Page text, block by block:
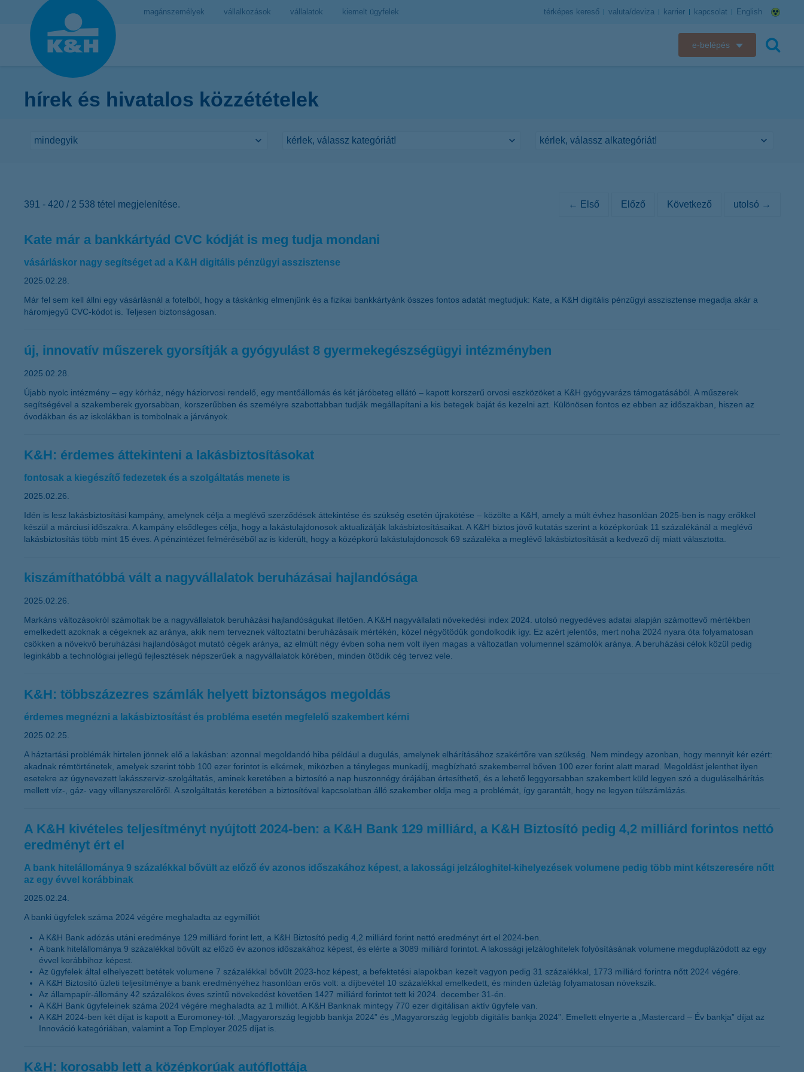
magánszemélyek vállalkozások vállalatok kiemelt ügyfelek térképes kereső valuta/deviza karrier kapcsolat English
e-belépés
hírek és hivatalos közzétételek
391 - 420 / 2 538 tétel megjelenítése. ← Első Előző Következő utolsó →
Kate már a bankkártyád CVC kódját is meg tudja mondani
vásárláskor nagy segítséget ad a K&H digitális pénzügyi asszisztense
2025.02.28.
Már fel sem kell állni egy vásárlásnál a fotelból, hogy a táskánkig elmenjünk és a fizikai bankkártyánk összes fontos adatát megtudjuk: Kate, a K&H digitális pénzügyi asszisztense megadja akár a
háromjegyű CVC-kódot is. Teljesen biztonságosan.
új, innovatív műszerek gyorsítják a gyógyulást 8 gyermekegészségügyi intézményben
2025.02.28.
Újabb nyolc intézmény – egy kórház, négy háziorvosi rendelő, egy mentőállomás és két járóbeteg ellátó – kapott korszerű orvosi eszközöket a K&H gyógyvarázs támogatásából. A műszerek
segítségével a szakemberek gyorsabban, korszerűbben és személyre szabottabban tudják megállapítani a kis betegek baját és kezelni azt. Különösen fontos ez ebben az időszakban, hiszen az
óvodákban és az iskolákban is tombolnak a járványok.
K&H: érdemes áttekinteni a lakásbiztosításokat
fontosak a kiegészítő fedezetek és a szolgáltatás menete is
2025.02.26.
Idén is lesz lakásbiztosítási kampány, amelynek célja a meglévő szerződések áttekintése és szükség esetén újrakötése – közölte a K&H, amely a múlt évhez hasonlóan 2025-ben is nagy erőkkel
készül a márciusi időszakra. A kampány elsődleges célja, hogy a lakástulajdonosok aktualizálják lakásbiztosításaikat. A K&H biztos jövő kutatás szerint a középkorúak 11 százalékánál a meglévő
lakásbiztosítás több mint 15 éves. A pénzintézet felméréséből az is kiderült, hogy a középkorú lakástulajdonosok 69 százaléka a meglévő lakásbiztosítását a kedvező díj miatt választotta.
kiszámíthatóbbá vált a nagyvállalatok beruházásai hajlandósága
2025.02.26.
Markáns változásokról számoltak be a nagyvállalatok beruházási hajlandóságukat illetően. A K&H nagyvállalati növekedési index 2024. utolsó negyedéves adatai alapján számottevő mértékben
emelkedett azoknak a cégeknek az aránya, akik nem terveznek változtatni beruházásaik mértékén, közel négyötödük gondolkodik így. Ez azért jelentős, mert noha 2024 nyara óta folyamatosan
csökken a növekvő beruházási hajlandóságot mutató cégek aránya, az elmúlt négy évben soha nem volt ilyen magas a változatlan volumennel számolók aránya. A beruházási célok közül pedig
leginkább a technológiai jellegű fejlesztések népszerűek a nagyvállalatok körében, minden ötödik cég tervez vele.
K&H: többszázezres számlák helyett biztonságos megoldás
érdemes megnézni a lakásbiztosítást és probléma esetén megfelelő szakembert kérni
2025.02.25.
A háztartási problémák hirtelen jönnek elő a lakásban: azonnal megoldandó hiba például a dugulás, amelynek elhárításához szakértőre van szükség. Nem mindegy azonban, hogy mennyit kér ezért:
akadnak rémtörténetek, amelyek szerint több 100 ezer forintot is elkérnek, miközben a tényleges munkadíj, megbízható szakemberrel bőven 100 ezer forint alatt marad. Megoldást jelenthet ilyen
esetekre az úgynevezett lakásszerviz-szolgáltatás, aminek keretében a biztosító a nap huszonnégy órájában értesíthető, és a lehető leggyorsabban szakembert küld legyen szó a duguláselhárítás
mellett víz-, gáz- vagy villanyszerelőről. A szolgáltatás keretében a biztosítóval kapcsolatban álló szakember oldja meg a problémát, így garantált, hogy ne legyen túlszámlázás.
A K&H kivételes teljesítményt nyújtott 2024-ben: a K&H Bank 129 milliárd, a K&H Biztosító pedig 4,2 milliárd forintos nettó
eredményt ért el
A bank hitelállománya 9 százalékkal bővült az előző év azonos időszakához képest, a lakossági jelzáloghitel-kihelyezések volumene pedig több mint kétszeresére nőtt
az egy évvel korábbinak
2025.02.24.
A banki ügyfelek száma 2024 végére meghaladta az egymilliót
A K&H Bank adózás utáni eredménye 129 milliárd forint lett, a K&H Biztosító pedig 4,2 milliárd forint nettó eredményt ért el 2024-ben.
A bank hitelállománya 9 százalékkal bővült az előző év azonos időszakához képest, és elérte a 3089 milliárd forintot. A lakossági jelzáloghitelek folyósításának volumene megduplázódott az egy
évvel korábbihoz képest.
Az ügyfelek által elhelyezett betétek volumene 7 százalékkal bővült 2023-hoz képest, a befektetési alapokban kezelt vagyon pedig 31 százalékkal, 1773 milliárd forintra nőtt 2024 végére.
A K&H Biztosító üzleti teljesítménye a bank eredményéhez hasonlóan erős volt: a díjbevétel 10 százalékkal emelkedett, és minden üzletág folyamatosan növekszik.
Az állampapír-állomány 42 százalékos éves szintű növekedést követően 1427 milliárd forintot tett ki 2024. december 31-én.
A K&H Bank ügyfeleinek száma 2024 végére meghaladta az 1 milliót. A K&H Banknak mintegy 770 ezer digitálisan aktív ügyfele van.
A K&H 2024-ben két díjat is kapott a Euromoney-tól: „Magyarország legjobb bankja 2024” és „Magyarország legjobb digitális bankja 2024”. Emellett elnyerte a „Mastercard – Év bankja” díjat az
Innováció kategóriában, valamint a Top Employer 2025 díjat is.
K&H: korosabb lett a középkorúak autóflottája